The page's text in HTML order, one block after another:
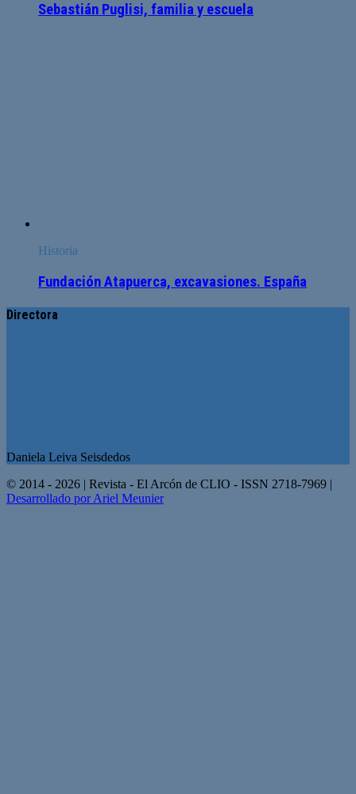
Sebastián Puglisi, familia y escuela
Historia
Fundación Atapuerca, excavasiones. España
Directora
Daniela Leiva Seisdedos
© 2014 - 2026 | Revista - El Arcón de CLIO - ISSN 2718-7969 |
Desarrollado por Ariel Meunier